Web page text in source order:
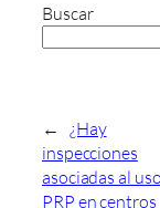
Buscar
←
¿Hay
inspecciones
asociadas al
PRP en centros